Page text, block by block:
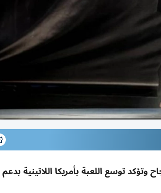
لمحترفي الجوجيتسو تختتم بطولة جنوب الإكوادور 2026 بنجاح وتؤكد توسع اللعبة بأمريكا اللاتينية بدعم